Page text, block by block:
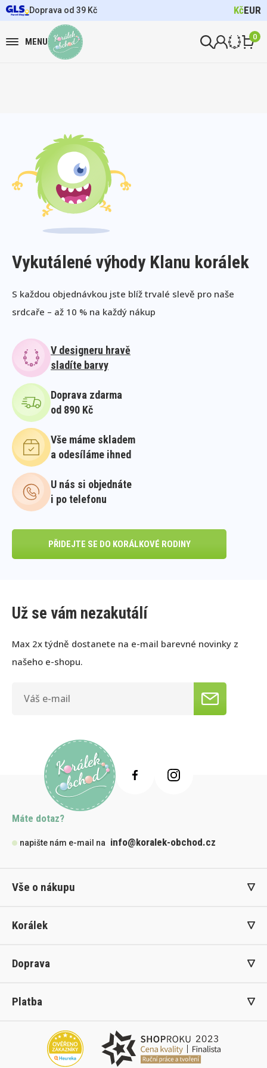
Doprava od 39 Kč KčEUR
MENU 0
Vykutálené výhody Klanu korálek
S každou objednávkou jste blíž trvalé slevě pro naše
srdcaře – až 10 % na každý nákup
V designeru hravě
sladíte barvy
Doprava zdarma
od 890 Kč
Vše máme skladem
a odesíláme ihned
U nás si objednáte
i po telefonu
PŘIDEJTE SE DO KORÁLKOVÉ RODINY
Už se vám nezakutálí
Max 2x týdně dostanete na e-mail barevné novinky z
našeho e-shopu.
Máte dotaz?
napište nám e-mail na info@koralek-obchod.cz
Vše o nákupu
Korálek
Doprava
Platba